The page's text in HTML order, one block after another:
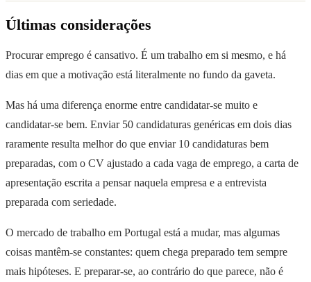
Últimas considerações
Procurar emprego é cansativo. É um trabalho em si mesmo, e há
dias em que a motivação está literalmente no fundo da gaveta.
Mas há uma diferença enorme entre candidatar-se muito e
candidatar-se bem. Enviar 50 candidaturas genéricas em dois dias
raramente resulta melhor do que enviar 10 candidaturas bem
preparadas, com o CV ajustado a cada vaga de emprego, a carta de
apresentação escrita a pensar naquela empresa e a entrevista
preparada com seriedade.
O mercado de trabalho em Portugal está a mudar, mas algumas
coisas mantêm-se constantes: quem chega preparado tem sempre
mais hipóteses. E preparar-se, ao contrário do que parece, não é